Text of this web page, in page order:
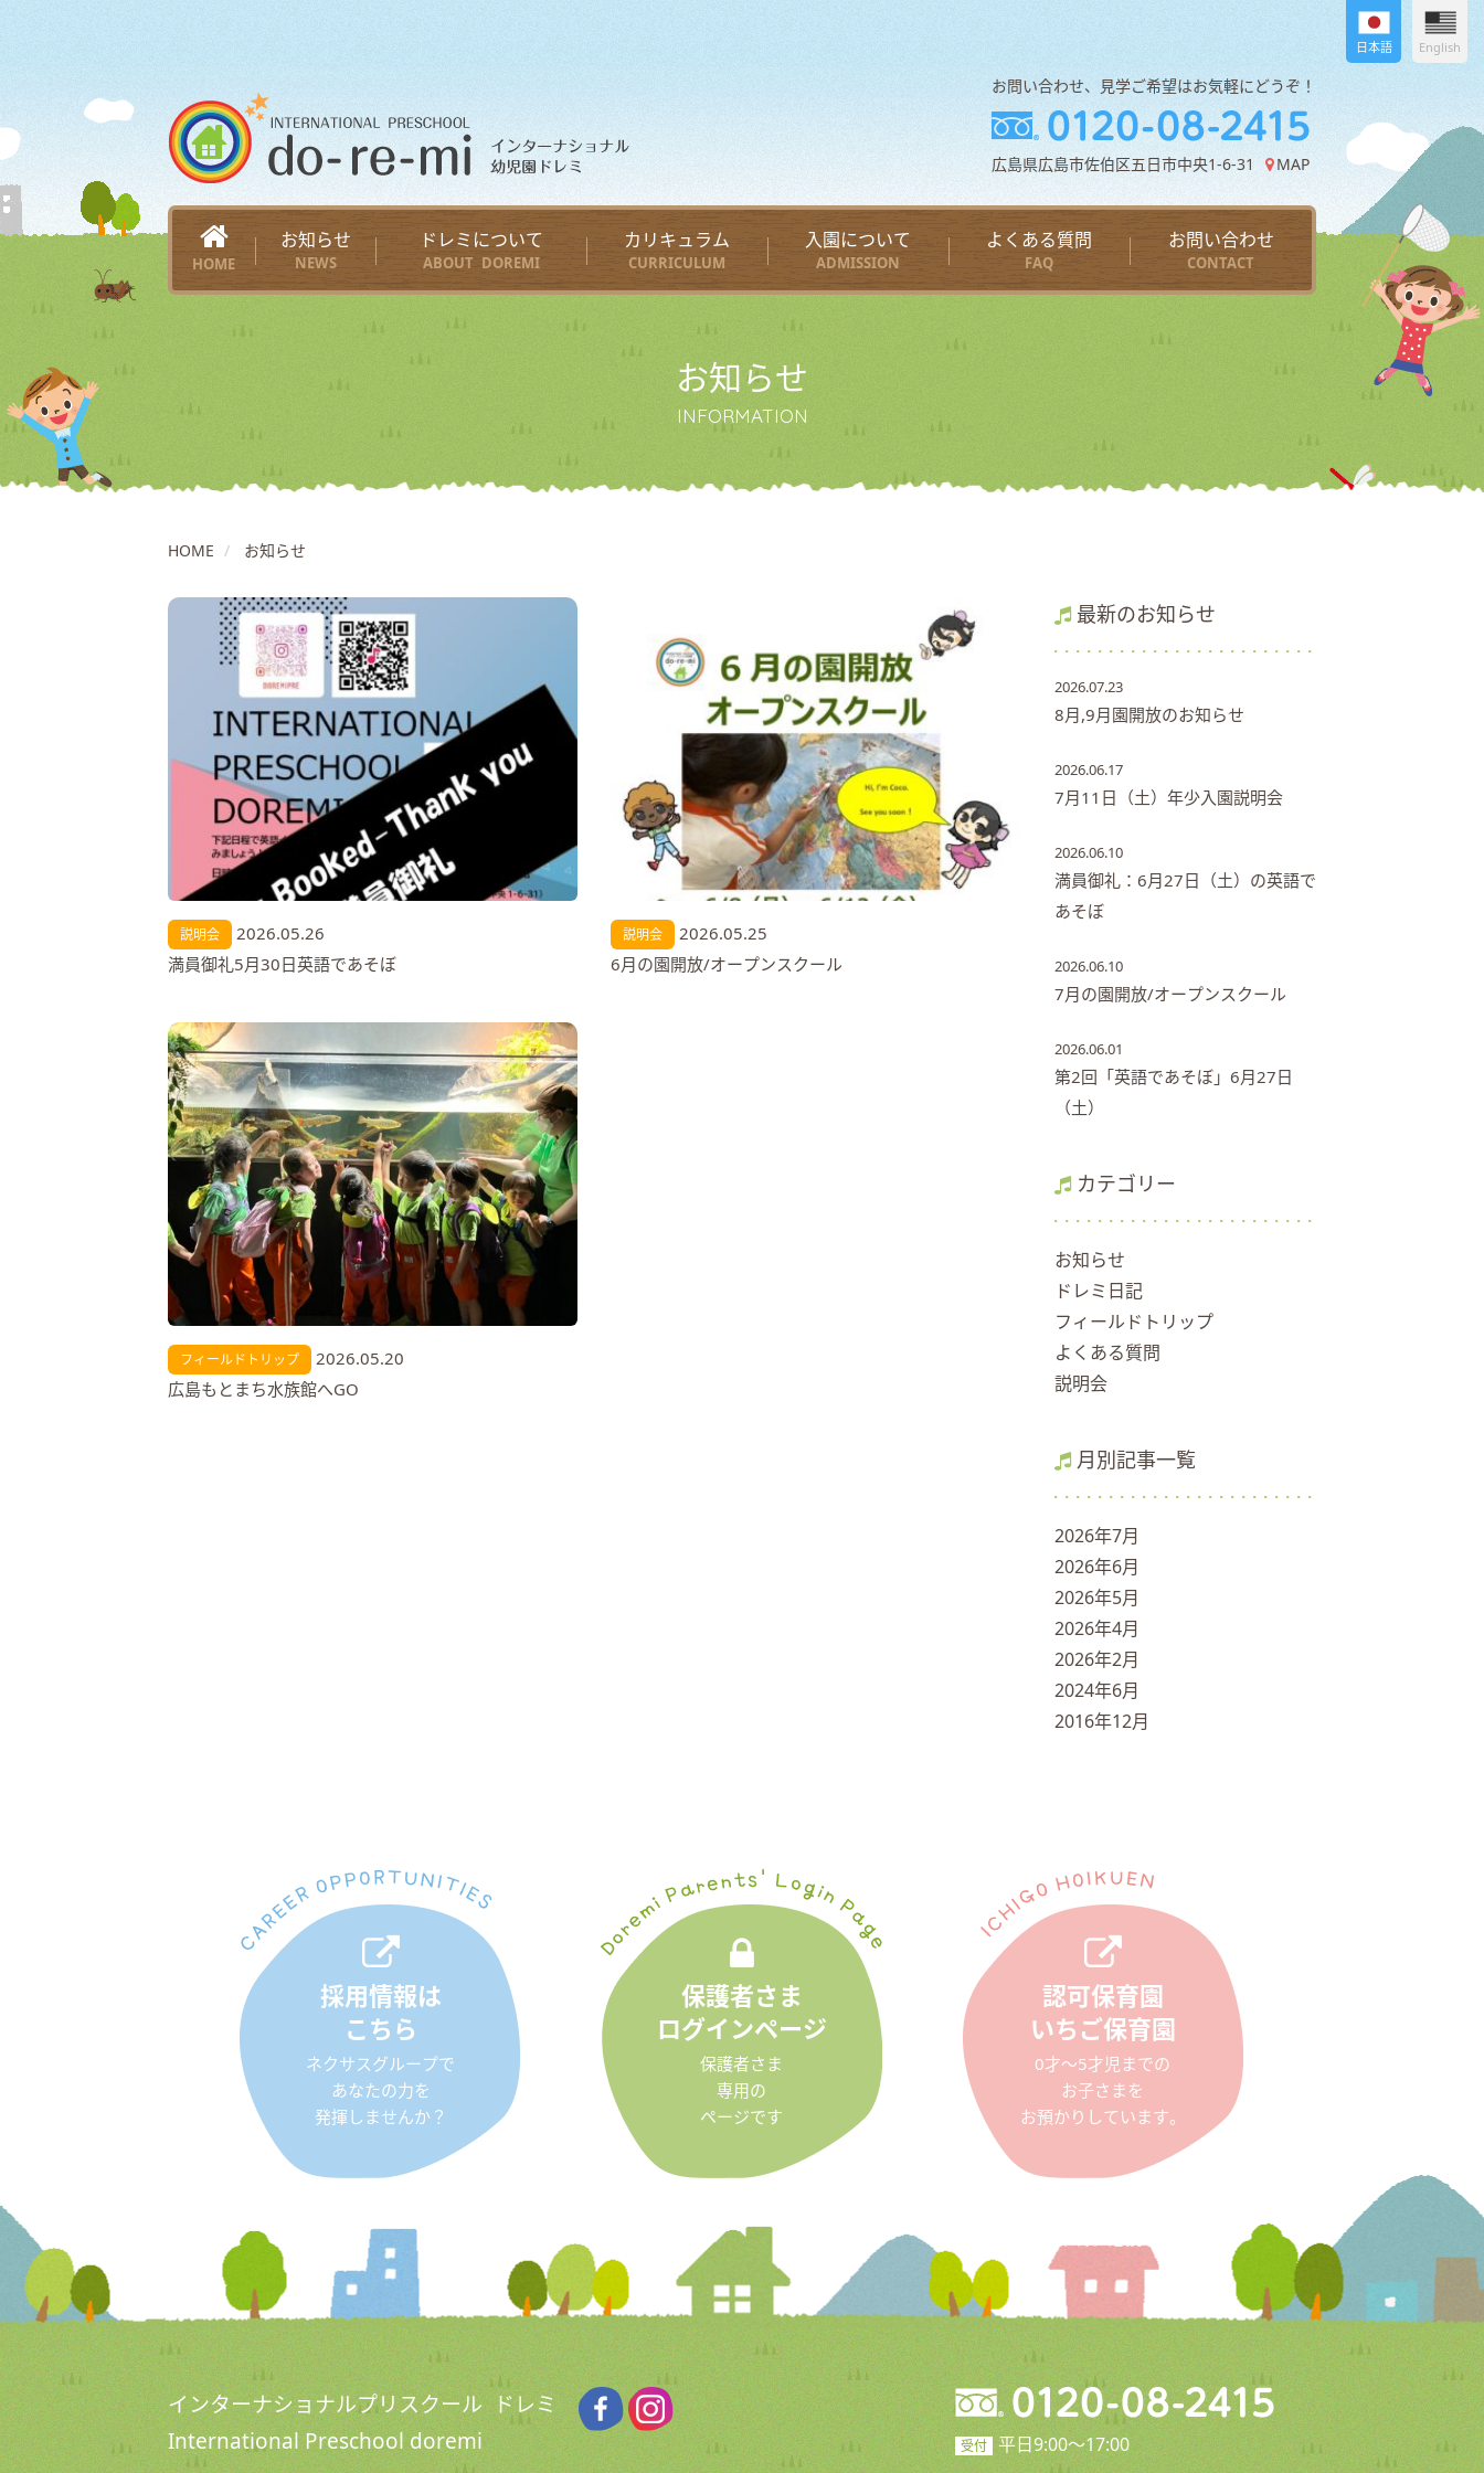
お問い合わせ、見学ご希望はお気軽にどうぞ！
広島県広島市佐伯区五日市中央1-6-31 MAP
日本語 English
HOME
お知らせ
NEWS
ドレミについて
ABOUT DOREMI
カリキュラム
CURRICULUM
入園について
ADMISSION
よくある質問
FAQ
お問い合わせ
CONTACT
お知らせ
INFORMATION
HOME お知らせ
説明会
2026.05.26
満員御礼5月30日英語であそぼ
説明会
2026.05.25
6月の園開放/オープンスクール
フィールドトリップ
2026.05.20
広島もとまち水族館へGO
最新のお知らせ
2026.07.23
8月,9月園開放のお知らせ
2026.06.17
7月11日（土）年少入園説明会
2026.06.10
満員御礼：6月27日（土）の英語で
あそぼ
2026.06.10
7月の園開放/オープンスクール
2026.06.01
第2回「英語であそぼ」6月27日
（土）
カテゴリー
お知らせ
ドレミ日記
フィールドトリップ
よくある質問
説明会
月別記事一覧
2026年7月
2026年6月
2026年5月
2026年4月
2026年2月
2024年6月
2016年12月
採用情報は
こちら
ネクサスグループで
あなたの力を
発揮しませんか？
保護者さま
ログインページ
保護者さま
専用の
ページです
認可保育園
いちご保育園
0才〜5才児までの
お子さまを
お預かりしています。
インターナショナルプリスクール ドレミ
International Preschool doremi
受付 平日9:00〜17:00